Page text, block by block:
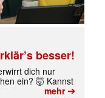
✕
besser!
dich nur
ein? 🤯 Kannst
mehr➔